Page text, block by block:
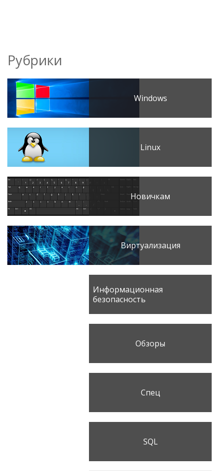
Рубрики
Windows
Linux
Новичкам
Виртуализация
Информационная
безопасность
Обзоры
Спец
SQL